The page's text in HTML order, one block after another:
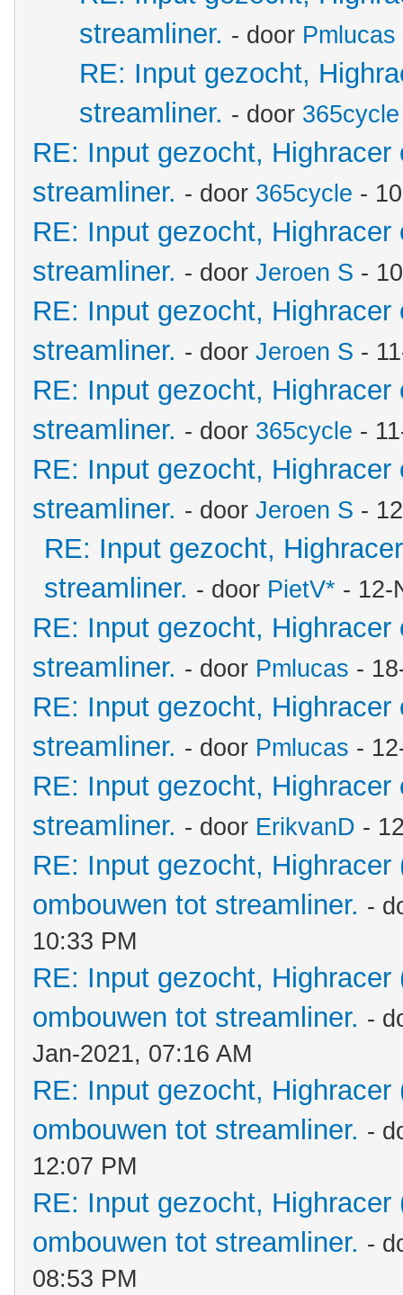
streamliner. - door Pmlucas
RE: Input gezocht,
streamliner. - door 365cycle
RE: Input gezocht, Highracer
streamliner. - door 365cycle -
RE: Input gezocht, Highracer
streamliner. - door Jeroen S -
RE: Input gezocht, Highracer
streamliner. - door Jeroen S -
RE: Input gezocht, Highracer
streamliner. - door 365cycle -
RE: Input gezocht, Highracer
streamliner. - door Jeroen S -
RE: Input gezocht,
streamliner. - door PietV* - 12-
RE: Input gezocht, Highracer
streamliner. - door Pmlucas -
RE: Input gezocht, Highracer
streamliner. - door Pmlucas -
RE: Input gezocht, Highracer
streamliner. - door ErikvanD -
RE: Input gezocht,
ombouwen tot streamliner. -
10:33 PM
RE: Input gezocht,
ombouwen tot streamliner. -
Jan-2021, 07:16 AM
RE: Input gezocht,
ombouwen tot streamliner. -
12:07 PM
RE: Input gezocht,
ombouwen tot streamliner. -
08:53 PM